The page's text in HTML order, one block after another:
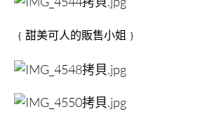
﹛甜美可人的販售小姐﹜